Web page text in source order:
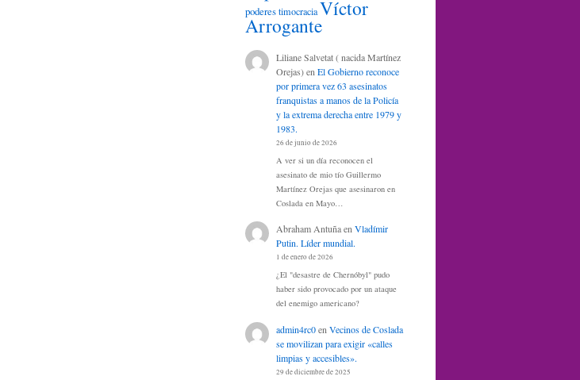
poderestimocraciaVíctor
Arrogante
Liliane Salvetat ( nacida Martínez
Orejas)en El Gobierno reconoce
por primera vez 63 asesinatos
franquistas a manos de la Policía
y la extrema derecha entre 1979 y
1983.
26 de junio de 2026
A ver si un día reconocen el
asesinato de mio tío Guillermo
Martínez Orejas que asesinaron en
Coslada en Mayo…
Abraham AntuñaenVladímir
Putin. Líder mundial.
1 de enero de 2026
¿El "desastre de Chernóbyl" pudo
haber sido provocado por un ataque
del enemigo americano?
admin4rc0en Vecinos de Coslada
se movilizan para exigir «calles
limpias y accesibles».
29 de diciembre de 2025